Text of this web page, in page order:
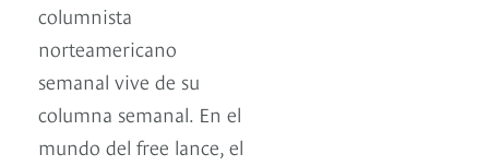
columnista
norteamericano
semanal vive de su
columna semanal. En el
mundo del free lance, el